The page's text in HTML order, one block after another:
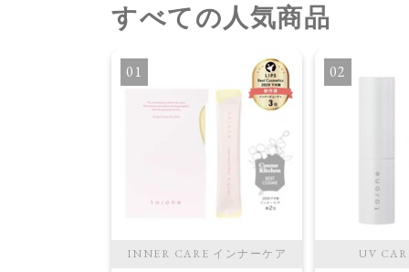
すべての人気商品
1
INNER CARE インナーケア
2
UV